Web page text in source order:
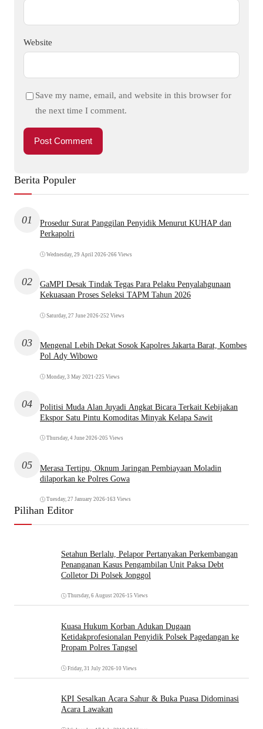
Website
Save my name, email, and website in this browser for
the next time I comment.
Berita Populer
01
Prosedur Surat Panggilan Penyidik Menurut KUHAP dan
Perkapolri
Wednesday, 29 April 2026•266 Views
02
GaMPI Desak Tindak Tegas Para Pelaku Penyalahgunaan
Kekuasaan Proses Seleksi TAPM Tahun 2026
Saturday, 27 June 2026•252 Views
03
Mengenal Lebih Dekat Sosok Kapolres Jakarta Barat, Kombes
Pol Ady Wibowo
Monday, 3 May 2021 •225 Views
04
Politisi Muda Alan Juyadi Angkat Bicara Terkait Kebijakan
Ekspor Satu Pintu Komoditas Minyak Kelapa Sawit
Thursday, 4 June 2026•205 Views
05
Merasa Tertipu, Oknum Jaringan Pembiayaan Moladin
dilaporkan ke Polres Gowa
Tuesday, 27 January 2026•163 Views
Pilihan Editor
Setahun Berlalu, Pelapor Pertanyakan Perkembangan
Penanganan Kasus Pengambilan Unit Paksa Debt
Colletor Di Polsek Jonggol
Thursday, 6 August 2026•15 Views
Kuasa Hukum Korban Adukan Dugaan
Ketidakprofesionalan Penyidik Polsek Pagedangan ke
Propam Polres Tangsel
Friday, 31 July 2026•10 Views
KPI Sesalkan Acara Sahur & Buka Puasa Didominasi
Acara Lawakan